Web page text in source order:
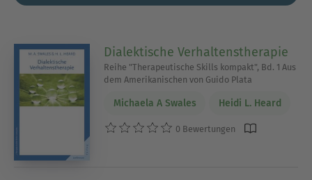
Dialektische Verhaltenstherapie
Reihe "Therapeutische Skills kompakt", Bd. 1 Aus
dem Amerikanischen von Guido Plata
Michaela A Swales Heidi L. Heard
0 Bewertungen